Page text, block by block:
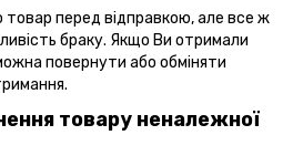
товар перед відправкою, але все ж
браку. Якщо Ви отримали
повернути або обміняти
товару неналежної